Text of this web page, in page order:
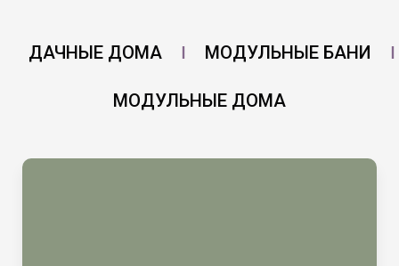
ДАЧНЫЕ ДОМА МОДУЛЬНЫЕ БАНИ
МОДУЛЬНЫЕ ДОМА